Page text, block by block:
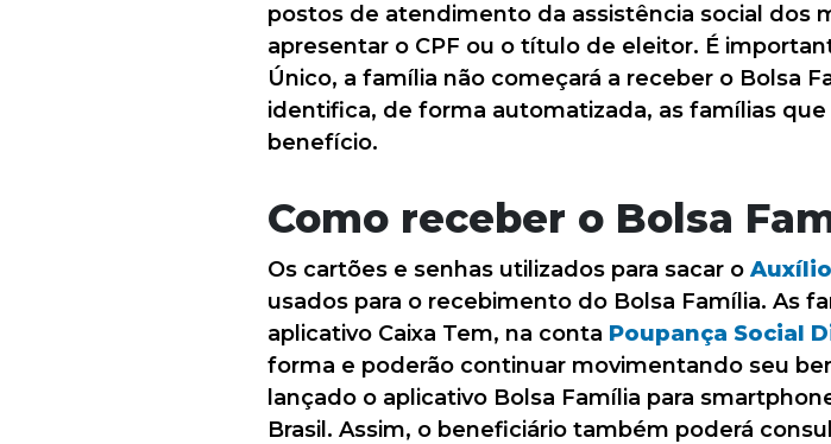
postos de atendimento da assistência social dos
apresentar o CPF ou o título de eleitor. É
Único, a família não começará a receber o Bolsa
identifica, de forma automatizada, as famílias
benefício.
Como receber o Bolsa
Os cartões e senhas utilizados para sacar o
usados para o recebimento do Bolsa Família. As
aplicativo Caixa Tem, na conta Poupança Social
forma e poderão continuar movimentando seu
lançado o aplicativo Bolsa Família para
Brasil. Assim, o beneficiário também poderá